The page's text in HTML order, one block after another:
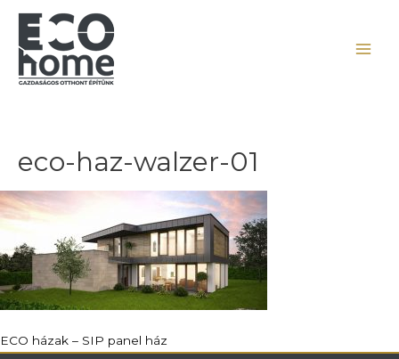
eco-haz-walzer-01
ECO házak – SIP panel ház